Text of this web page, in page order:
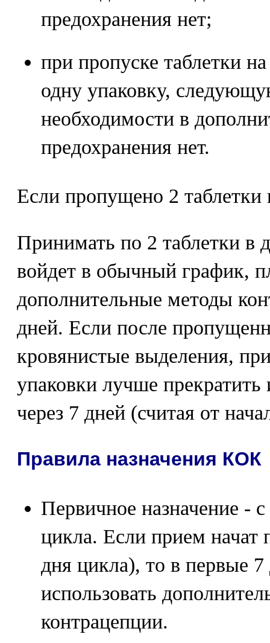
предохранения нет;
при пропуске таблетки
одну упаковку,
необходимости в
предохранения нет.
Если пропущено 2 таблетки
Принимать по 2 таблетки в
войдет в обычный график,
дополнительные методы
дней. Если после
кровянистые выделения,
упаковки лучше
через 7 дней (считая от
Правила назначения КОК
Первичное назначение -
цикла. Если прием начат
дня цикла), то в первые
использовать
контрацепции.